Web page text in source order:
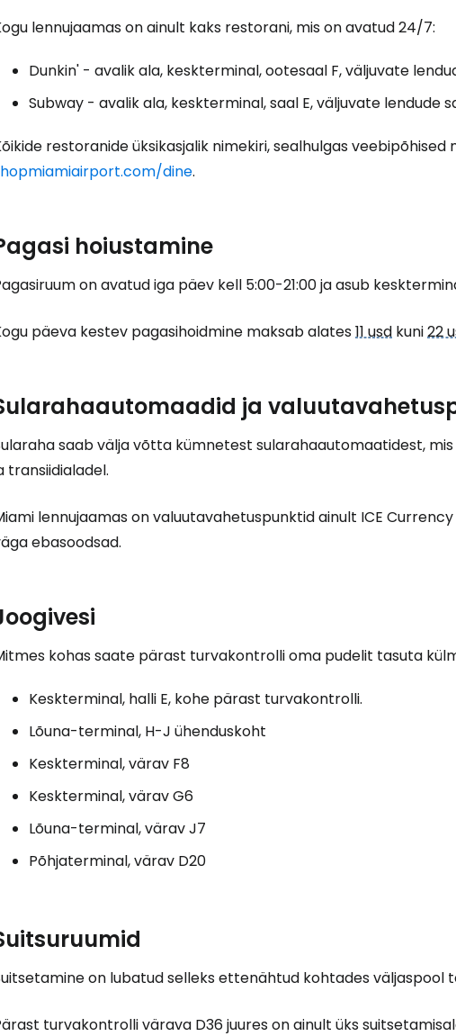
lennujaamas on ainult kaks restorani, mis on avatud 24/7:
Dunkin' - avalik ala, keskterminal, ootesaal F, väljuvate
Subway - avalik ala, keskterminal, saal E, väljuvate lendude
restoranide üksikasjalik nimekiri, sealhulgas veebipõhised
dine.
hoiustamine
on avatud iga päev kell 5:00-21:00 ja asub
päeva kestev pagasihoidmine maksab alates11 usd kuni22
ja
saab välja võtta kümnetest sularahaautomaatidest,
transiidialadel.
lennujaamas on valuutavahetuspunktid ainult ICE
ebasoodsad.
kohas saate pärast turvakontrolli oma pudelit tasuta
Keskterminal, halli E, kohe pärast turvakontrolli.
Lõuna-terminal, H-J ühenduskoht
Keskterminal, värav F8
Keskterminal, värav G6
Lõuna-terminal, värav J7
Põhjaterminal, värav D20
on lubatud selleks ettenähtud kohtades väljaspool
turvakontrolli värava D36 juures on ainult üks